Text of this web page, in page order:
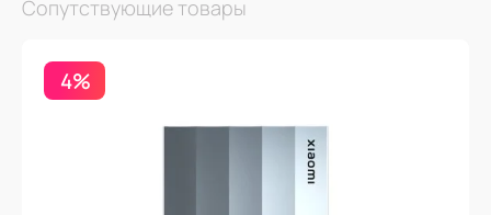
Сопутствующие товары
4%